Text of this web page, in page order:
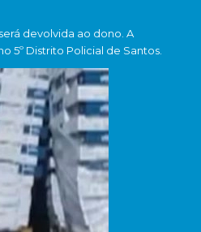
devolvida ao dono. A
5º Distrito Policial de Santos.